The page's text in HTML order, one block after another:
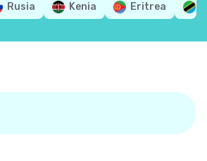
Rusia Kenia Eritrea